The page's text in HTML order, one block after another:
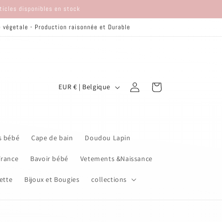
disponibles en stock
- Production raisonnée et Durable
bébé Cape de bain Doudou Lapin
Bavoir bébé Vetements &Naissance
Bijoux et Bougies collections
/
r
é
EUR € | Belgique Connexion Panier